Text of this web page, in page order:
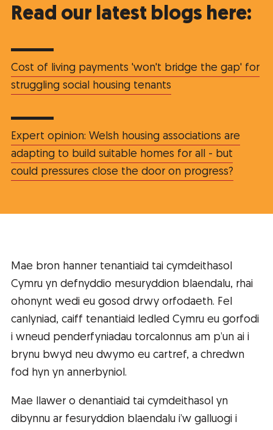
Read our latest blogs here:
Cost of living payments 'won't bridge the gap' for
struggling social housing tenants
Expert opinion: Welsh housing associations are
adapting to build suitable homes for all - but
could pressures close the door on progress?
Mae bron hanner tenantiaid tai cymdeithasol
Cymru yn defnyddio mesuryddion blaendalu, rhai
ohonynt wedi eu gosod drwy orfodaeth. Fel
canlyniad, caiff tenantiaid ledled Cymru eu gorfodi
i wneud penderfyniadau torcalonnus am p’un ai i
brynu bwyd neu dwymo eu cartref, a chredwn
fod hyn yn annerbyniol.
Mae llawer o denantiaid tai cymdeithasol yn
dibynnu ar fesuryddion blaendalu i’w galluogi i